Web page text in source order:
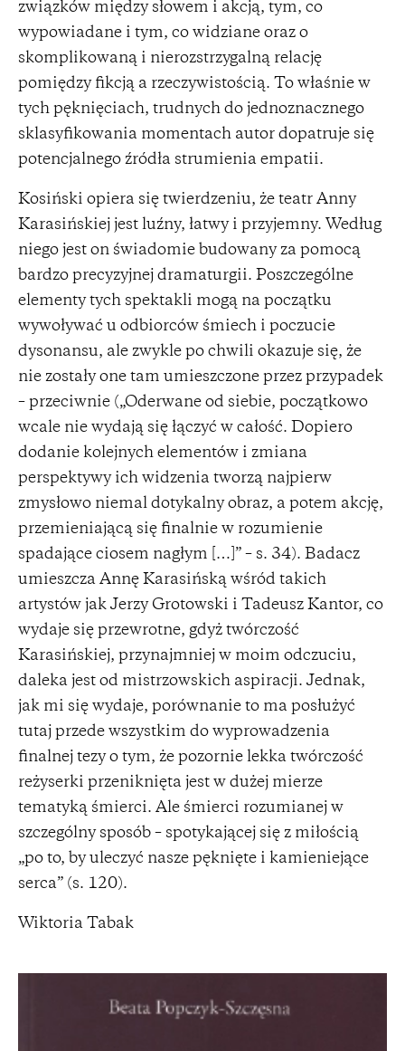
związków między słowem i akcją, tym, co
wypowiadane i tym, co widziane oraz o
skomplikowaną i nierozstrzygalną relację
pomiędzy fikcją a rzeczywistością. To właśnie w
tych pęknięciach, trudnych do jednoznacznego
sklasyfikowania momentach autor dopatruje się
potencjalnego źródła strumienia empatii.
Kosiński opiera się twierdzeniu, że teatr Anny
Karasińskiej jest luźny, łatwy i przyjemny. Według
niego jest on świadomie budowany za pomocą
bardzo precyzyjnej dramaturgii. Poszczególne
elementy tych spektakli mogą na początku
wywoływać u odbiorców śmiech i poczucie
dysonansu, ale zwykle po chwili okazuje się, że
nie zostały one tam umieszczone przez przypadek
– przeciwnie („Oderwane od siebie, początkowo
wcale nie wydają się łączyć w całość. Dopiero
dodanie kolejnych elementów i zmiana
perspektywy ich widzenia tworzą najpierw
zmysłowo niemal dotykalny obraz, a potem akcję,
przemieniającą się finalnie w rozumienie
spadające ciosem nagłym […]” – s. 34). Badacz
umieszcza Annę Karasińską wśród takich
artystów jak Jerzy Grotowski i Tadeusz Kantor, co
wydaje się przewrotne, gdyż twórczość
Karasińskiej, przynajmniej w moim odczuciu,
daleka jest od mistrzowskich aspiracji. Jednak,
jak mi się wydaje, porównanie to ma posłużyć
tutaj przede wszystkim do wyprowadzenia
finalnej tezy o tym, że pozornie lekka twórczość
reżyserki przeniknięta jest w dużej mierze
tematyką śmierci. Ale śmierci rozumianej w
szczególny sposób – spotykającej się z miłością
„po to, by uleczyć nasze pęknięte i kamieniejące
serca” (s. 120).
Wiktoria Tabak